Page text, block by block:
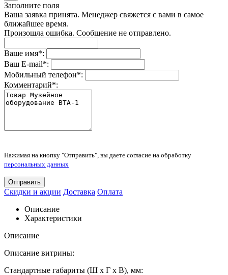
Заполните поля
Ваша заявка принята. Менеджер свяжется с вами в самое
ближайшее время.
Произошла ошибка. Сообщение не отправлено.
Ваше имя*:
Ваш E-mail*:
Мобильный телефон*:
Комментарий*:
Нажимая на кнопку "Отправить", вы даете согласие на обработку
персональных данных
Отправить
Скидки и акции Доставка Оплата
Описание
Характеристики
Описание
Описание витрины:
Стандартные габариты (Ш х Г х В), мм: